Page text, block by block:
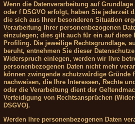
Wenn die Datenverarbeitung auf
oder f DSGVO erfolgt, haben Sie jederzeit
die sich aus Ihrer besonderen Situation
Verarbeitung Ihrer personenbezogenen
einzulegen; dies gilt auch für ein auf diese
Profiling. Die jeweilige Rechtsgrundlage,
beruht, entnehmen Sie dieser
Widerspruch einlegen, werden wir Ihre
personenbezogenen Daten nicht mehr
können zwingende schutzwürdige Gründe
nachweisen, die Ihre Interessen, Rechte
oder die Verarbeitung dient der
Verteidigung von Rechtsansprüchen
DSGVO).
Werden Ihre personenbezogenen Daten